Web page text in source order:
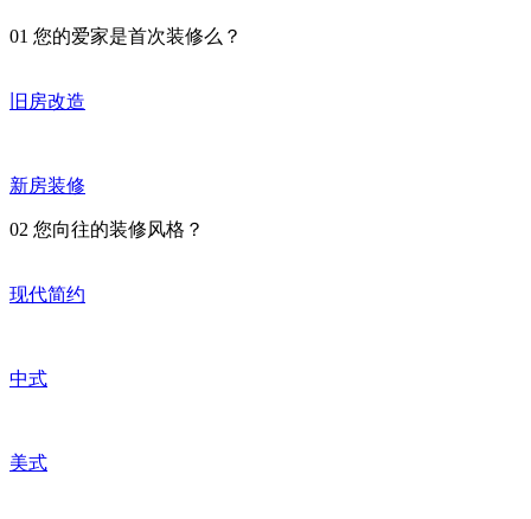
01 您的爱家是首次装修么？
旧房改造
新房装修
02 您向往的装修风格？
现代简约
中式
美式